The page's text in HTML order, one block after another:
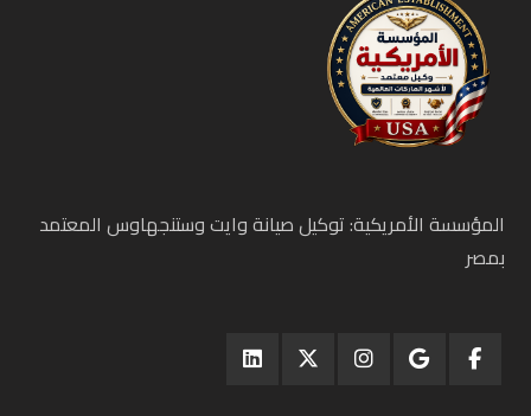
المؤسسة الأمريكية: توكيل صيانة وايت وستنجهاوس المعتمد
بمصر